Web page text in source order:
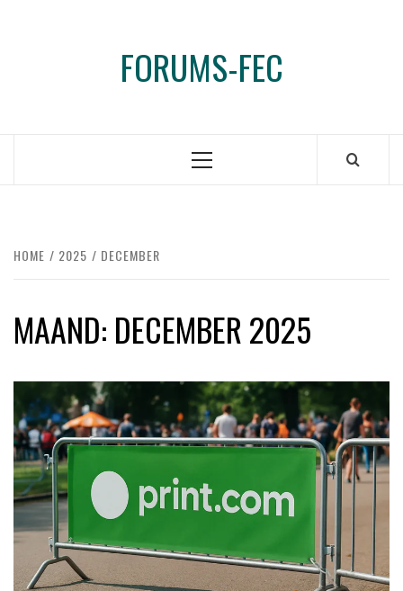
FORUMS-FEC
Primair
HOME 2025 DECEMBER
MAAND: DECEMBER 2025